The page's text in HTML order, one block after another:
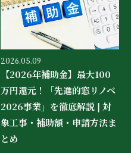
2026.05.09
【2026年補助金】最大100
万円還元！「先進的窓リノベ
2026事業」を徹底解説❘対
象工事・補助額・申請方法ま
とめ